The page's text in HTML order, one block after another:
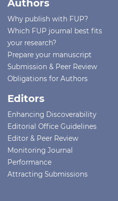
Authors
Why publish with FUP?
Which FUP journal best fits
your research?
Prepare your manuscript
Submission & Peer Review
Obligations for Authors
Editors
Enhancing Discoverability
Editorial Office Guidelines
Editor & Peer Review
Monitoring Journal
Performance
Attracting Submissions